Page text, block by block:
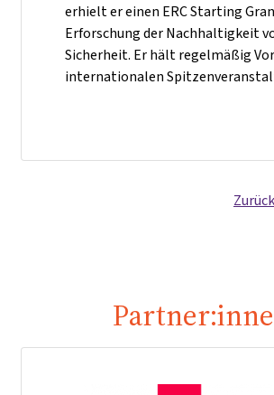
erhielt er einen ERC Starting
Erforschung der Nachhaltigkeit
Sicherheit. Er hält regelmäßig
internationalen